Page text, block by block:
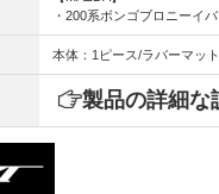
・200系ボンゴブロニーイ
本体：1ピース/ラバーマッ
製品の詳細な